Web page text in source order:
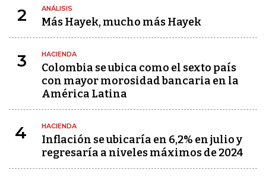
2 ANÁLISIS
Más Hayek, mucho más Hayek
3 HACIENDA
Colombia se ubica como el sexto país
con mayor morosidad bancaria en la
América Latina
4 HACIENDA
Inflación se ubicaría en 6,2% en julio y
regresaría a niveles máximos de 2024